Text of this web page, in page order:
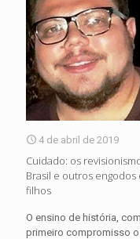
4 de abril de 2019
Cuidado: os
Brasil e outros
filhos
O ensino de história,
primeiro compromisso